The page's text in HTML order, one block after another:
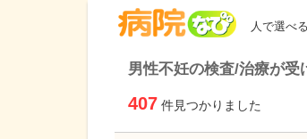
人で選べ
男性不妊の検査/治療が受
407 件見つかりました